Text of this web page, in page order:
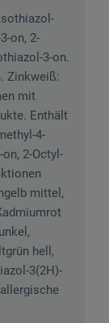
on, 2-
3-on.
Zinkweiß:
mit
Enthält
4-
2-Octyl-
mittel,
hell,
3(2H)-